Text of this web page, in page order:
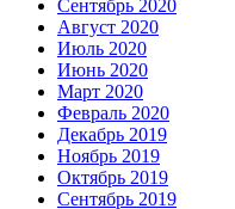
Сентябрь 2020
Август 2020
Июль 2020
Июнь 2020
Март 2020
Февраль 2020
Декабрь 2019
Ноябрь 2019
Октябрь 2019
Сентябрь 2019